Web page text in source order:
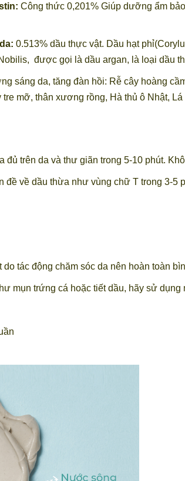
Công thức 0,201% Giúp dưỡng ẩm
0.513% dầu thực vật. Dầu hạt
được gọi là dầu argan, là loại dầu
sáng da, tăng đàn hồi: Rễ cây hoàng
mỡ, thân xương rồng, Hà thủ ô Nhật,
đủ trên da và thư giãn trong 5-10 phút.
đề về dầu thừa như vùng chữ T trong 3-5
tác động chăm sóc da nên hoàn toàn
mụn trứng cá hoặc tiết dầu, hãy sử dụng